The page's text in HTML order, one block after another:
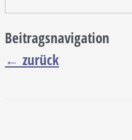
Beitragsnavigation
← zurück